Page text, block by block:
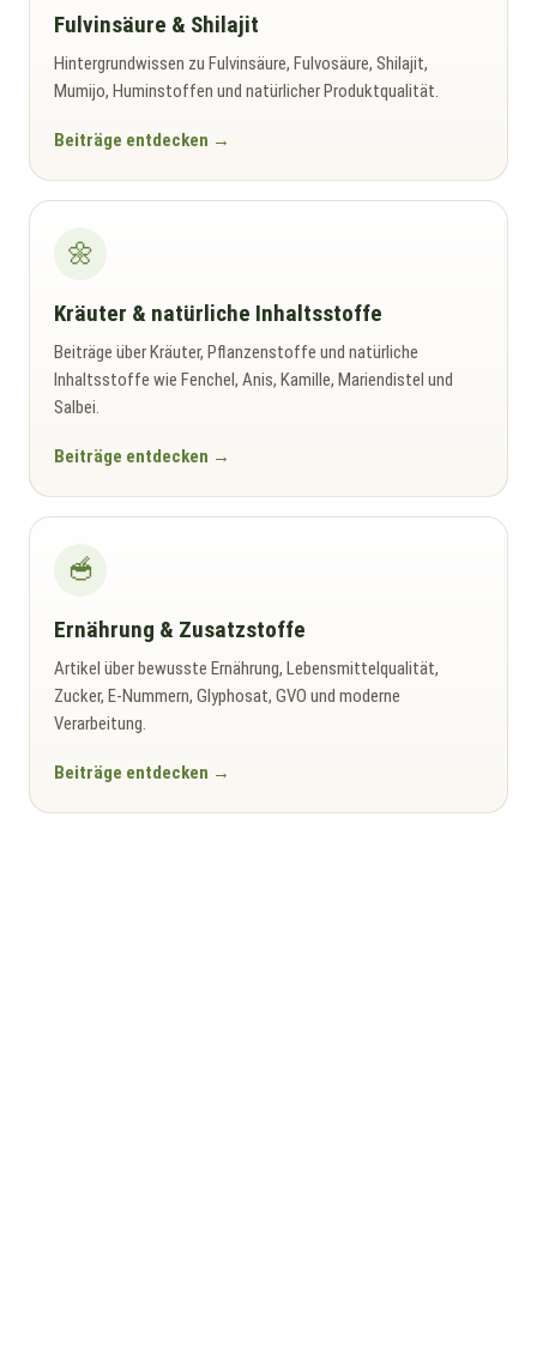
Fulvinsäure & Shilajit
Hintergrundwissen zu Fulvinsäure, Fulvosäure, Shilajit,
Mumijo, Huminstoffen und natürlicher Produktqualität.
Beiträge entdecken
🌼
Kräuter & natürliche Inhaltsstoffe
Beiträge über Kräuter, Pflanzenstoffe und natürliche
Inhaltsstoffe wie Fenchel, Anis, Kamille, Mariendistel und
Salbei.
Beiträge entdecken
🥣
Ernährung & Zusatzstoffe
Artikel über bewusste Ernährung, Lebensmittelqualität,
Zucker, E-Nummern, Glyphosat, GVO und moderne
Verarbeitung.
Beiträge entdecken